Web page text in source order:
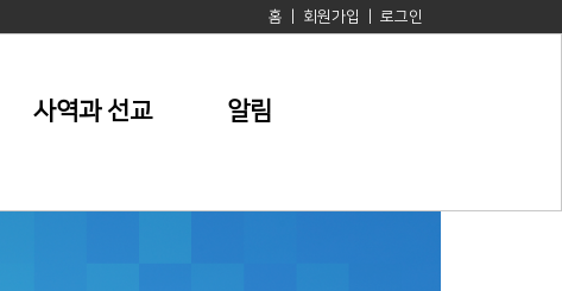
홈 회원가입 로그인
사역과 선교 알림